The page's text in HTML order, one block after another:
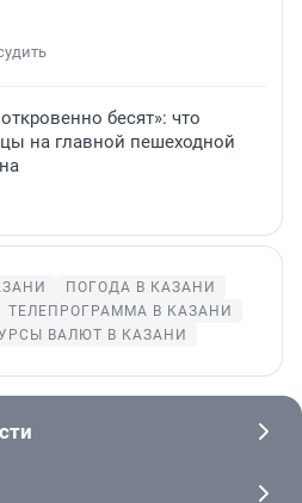
бесят»: что
на главной пешеходной
ПОГОДА В КАЗАНИ
ТЕЛЕПРОГРАММА В КАЗАНИ
ВАЛЮТ В КАЗАНИ